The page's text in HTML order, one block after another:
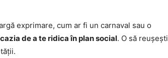
exprimare, cum ar fi un carnaval sau o
de a te ridica în plan social. O să reușești